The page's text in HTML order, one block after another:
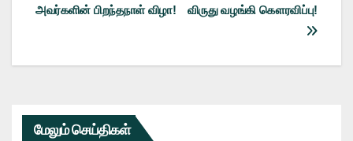
விருது வழங்கி கௌரவிப்பு!
அவர்களின் பிறந்தநாள் விழா!
மேலும் செய்திகள்